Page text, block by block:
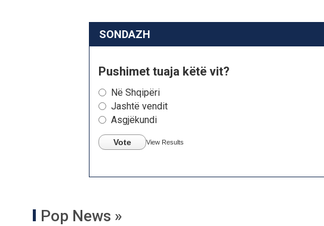
SONDAZH
Pushimet tuaja këtë vit?
Në Shqipëri
Jashtë vendit
Asgjëkundi
Vote View Results
Pop News »